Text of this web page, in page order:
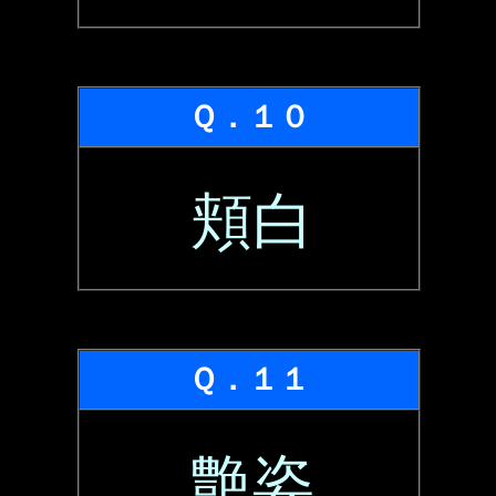
Ｑ．１０
頬白
Ｑ．１１